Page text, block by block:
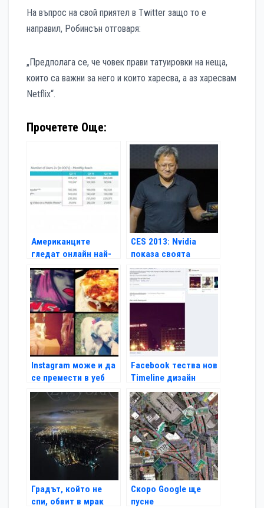
На въпрос на свой приятел в Twitter защо то е
направил, Робинсън отговаря:
„Предполага се, че човек прави татуировки на неща,
които са важни за него и които харесва, а аз харесвам
Netflix“.
Прочетете Още:
Американците
гледат онлайн най-
много от всички
CES 2013: Nvidia
показа своята
Android конзола
Shield
Instagram може и да
се премести в уеб
пространството
Facebook тества нов
Timeline дизайн
Градът, който не
спи, обвит в мрак
Скоро Google ще
пусне